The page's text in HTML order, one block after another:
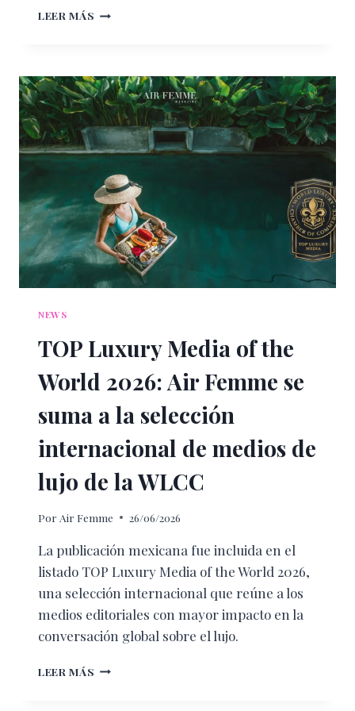
LEER MÁS QUÉ
NO
AL
ESTADIO
DURANTE
EL
2026
NEWS
TOP Luxury Media of the
World 2026: Air Femme se
suma a la selección
internacional de medios de
lujo de la WLCC
Por Air Femme 26/06/2026
La publicación mexicana fue incluida en el
listado TOP Luxury Media of the World 2026,
una selección internacional que reúne a los
medios editoriales con mayor impacto en la
conversación global sobre el lujo.
LEER MÁS TOP